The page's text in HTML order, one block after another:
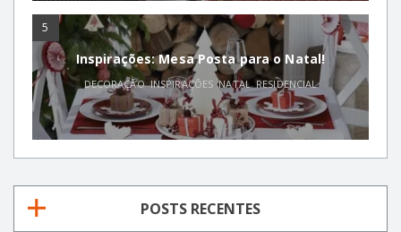
5
Inspirações: Mesa Posta para o Natal!
DECORAÇÃO,INSPIRAÇÕES ,NATAL,RESIDENCIAL
POSTS RECENTES